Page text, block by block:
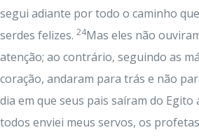
segui adiante por todo o caminho
serdes felizes. 24Mas eles não
atenção; ao contrário, seguindo as
coração, andaram para trás e não
dia em que seus pais saíram do Egito
todos enviei meus servos, os